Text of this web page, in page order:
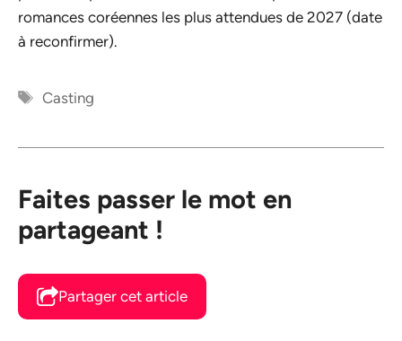
romances coréennes les plus attendues de 2027 (date
à reconfirmer).
Étiquettes
Casting
Faites passer le mot en
partageant !
Partager cet article